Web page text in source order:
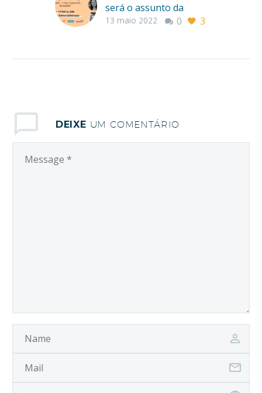
será o assunto da
próxima live dos
um aspecto
fundamental na
0 3
13 maio 2022
DEIXE UM COMENTÁRIO